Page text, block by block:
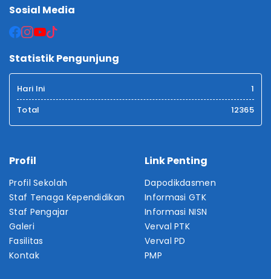
Sosial Media
Statistik Pengunjung
Hari Ini
1
Total
12365
Profil
Profil Sekolah
Staf Tenaga Kependidikan
Staf Pengajar
Galeri
Fasilitas
Kontak
Link Penting
Dapodikdasmen
Informasi GTK
Informasi NISN
Verval PTK
Verval PD
PMP